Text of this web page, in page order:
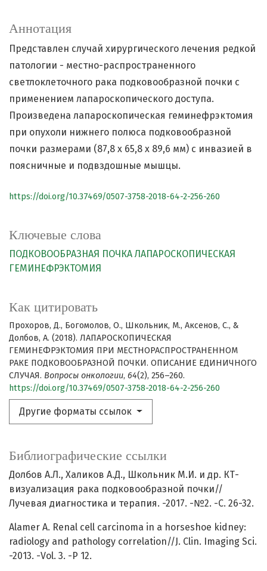
Ключевые слова
ПОДКОВООБРАЗНАЯ ПОЧКА ЛАПАРОСКОПИЧЕСКАЯ
ГЕМИНЕФРЭКТОМИЯ
Как цитировать
Прохоров, Д., Богомолов, О., Школьник, М., Аксенов, С., &
Долбов, А. (2018). ЛАПАРОСКОПИЧЕСКАЯ
ГЕМИНЕФРЭКТОМИЯ ПРИ МЕСТНОРАСПРОСТРАНЕННОМ
РАКЕ ПОДКОВООБРАЗНОЙ ПОЧКИ. ОПИСАНИЕ ЕДИНИЧНОГО
СЛУЧАЯ. Вопросы онкологии, 64(2), 256–260.
https://doi.org/10.37469/0507-3758-2018-64-2-256-260
Другие форматы ссылок
Аннотация
Представлен случай хирургического лечения редкой
патологии - местно-распространенного
светлоклеточного рака подковообразной почки с
применением лапароскопического доступа.
Произведена лапароскопическая геминефрэктомия
при опухоли нижнего полюса подковообразной
почки размерами (87,8 х 65,8 х 89,6 мм) с инвазией в
поясничные и подвздошные мышцы.
https://doi.org/10.37469/0507-3758-2018-64-2-256-260
Библиографические ссылки
Долбов А.Л., Халиков А.Д., Школьник М.И. и др. КТ-
визуализация рака подковообразной почки//
Лучевая диагностика и терапия. -2017. -№2. -С. 26-32.
Alamer A. Renal cell carcinoma in a horseshoe kidney:
radiology and pathology correlation//J. Clin. Imaging Sci.
-2013. -Vol. 3. -Р 12.